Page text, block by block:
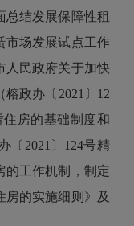
总结发展保障性租
市场发展试点工作
人民政府关于加快
政办〔2021〕12
房的基础制度和
〔2021〕124号精
的工作机制，制定
房的实施细则》及